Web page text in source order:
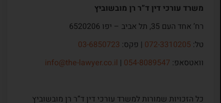
משרד עורכי דין ד”ר רן מובשוביץ
רח’ אחד העם 35, תל אביב – יפו 6520206
טל: 072-3310205| פקס: 03-6850723
וואטסאפ: 054-8089547
|
info@the-lawyer.co.il
כל הזכויות שמורות למשרד עורכי דין ד”ר רן מובשוביץ